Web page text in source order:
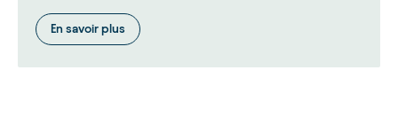
En savoir plus